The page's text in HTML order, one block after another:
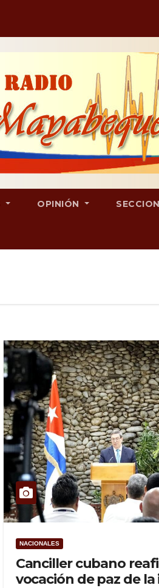
OPINIÓN
NACIONALES
Canciller cubano
vocación de paz de la